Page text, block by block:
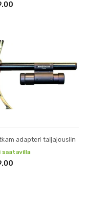
adapteri taljajousiin
saatavilla